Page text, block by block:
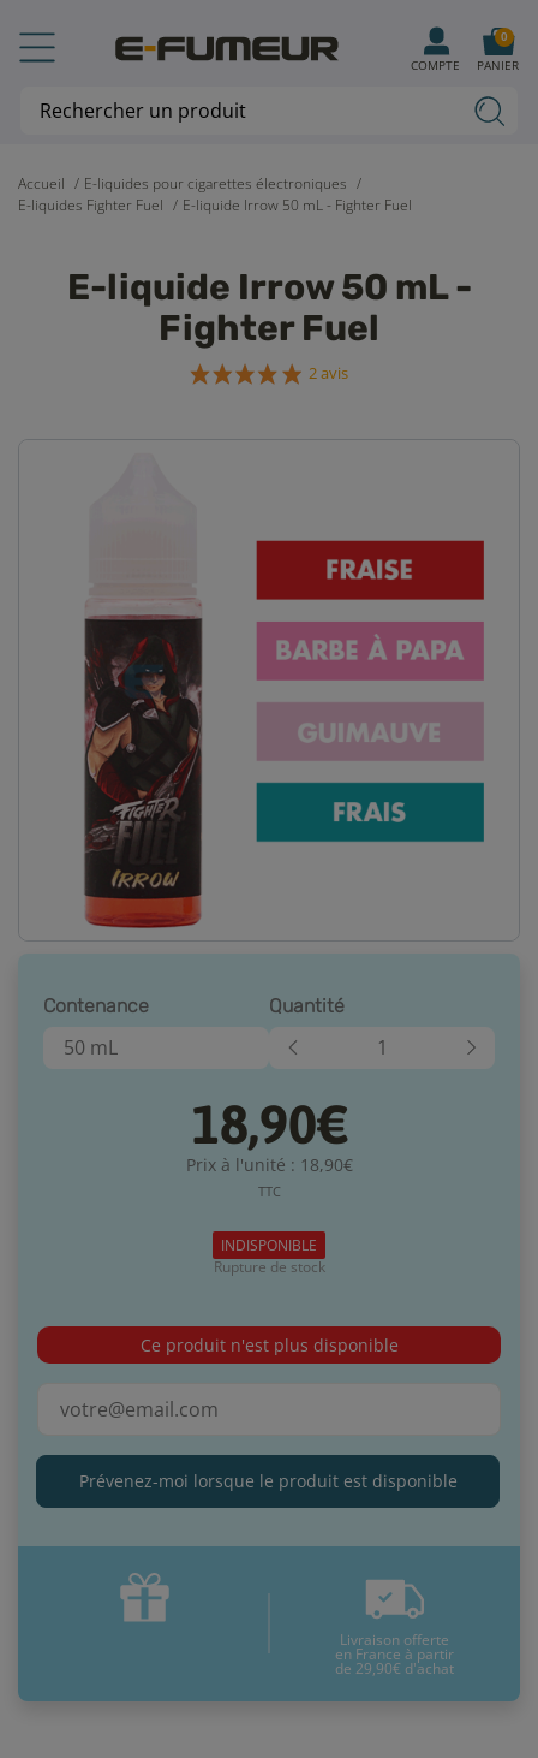
Accueil
E-liquides pour cigarettes électroniques
E-liquides Fighter Fuel
E-liquide Irrow 50 mL - Fighter Fuel
E-liquide Irrow 50 mL -
Fighter Fuel
2 avis
Contenance
50 mL
Quantité
18,90€
Prix à l'unité : 18,90€
TTC
INDISPONIBLE
Rupture de stock
Ce produit n'est plus disponible
Prévenez-moi lorsque le produit est disponible
Livraison offerte
en France à partir
de 29,90€ d'achat
COMPTE PANIER
0